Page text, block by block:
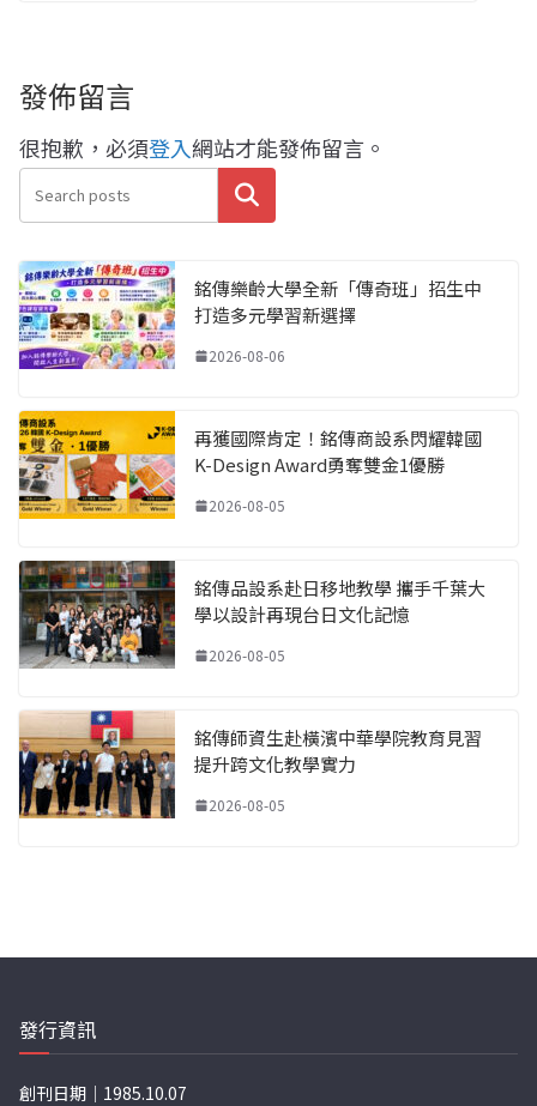
發佈留言
很抱歉，必須登入網站才能發佈留言。
搜尋
銘傳樂齡大學全新「傳奇班」招生中
打造多元學習新選擇
2026-08-06
再獲國際肯定！銘傳商設系閃耀韓國
K-Design Award勇奪雙金1優勝
2026-08-05
銘傳品設系赴日移地教學 攜手千葉大
學以設計再現台日文化記憶
2026-08-05
銘傳師資生赴橫濱中華學院教育見習
提升跨文化教學實力
2026-08-05
發行資訊
創刊日期｜1985.10.07